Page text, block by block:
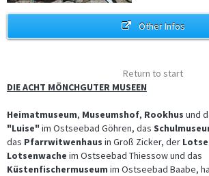
Other Infos
Return to start
DIE ACHT MÖNCHGUTER MUSEEN
Heimatmuseum, Museumshof, Rookhus und
"Luise" im Ostseebad Göhren, das
das Pfarrwitwenhaus in Groß Zicker, der
Lotsenwache im Ostseebad Thiessow und das
Küstenfischermuseum im Ostseebad Baabe,